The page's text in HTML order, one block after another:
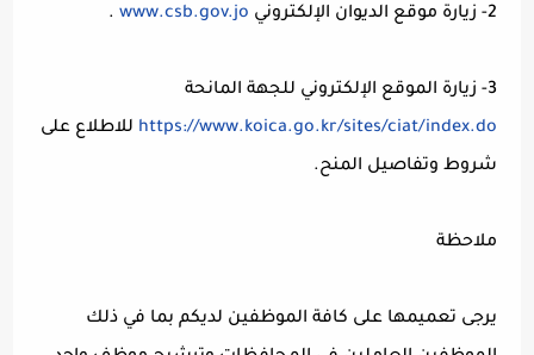
2- زيارة موقع الديوان الإلكتروني www.csb.gov.jo
.
3- زيارة الموقع الإلكتروني للجهة المانحة
https://www.koica.go.kr/sites/ciat/index.do للاطلاع على
شروط وتفاصيل المنح.
ملاحظة
يرجى تعميمها على كافة الموظفين لديكم بما في ذلك